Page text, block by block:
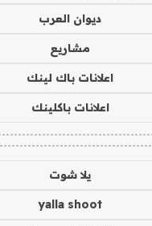
ديوان العرب
مشاريع
اعلانات باك لينك
اعلانات باكلينك
يلا شوت
yalla shoot